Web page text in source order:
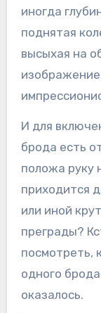
иногда
поднятая
высыхая на
И для
брода есть
положа руку
приходится
или иной
преграды?
посмотреть,
одного
оказалось.